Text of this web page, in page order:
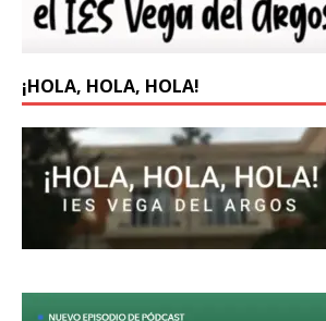
¡HOLA, HOLA, HOLA!